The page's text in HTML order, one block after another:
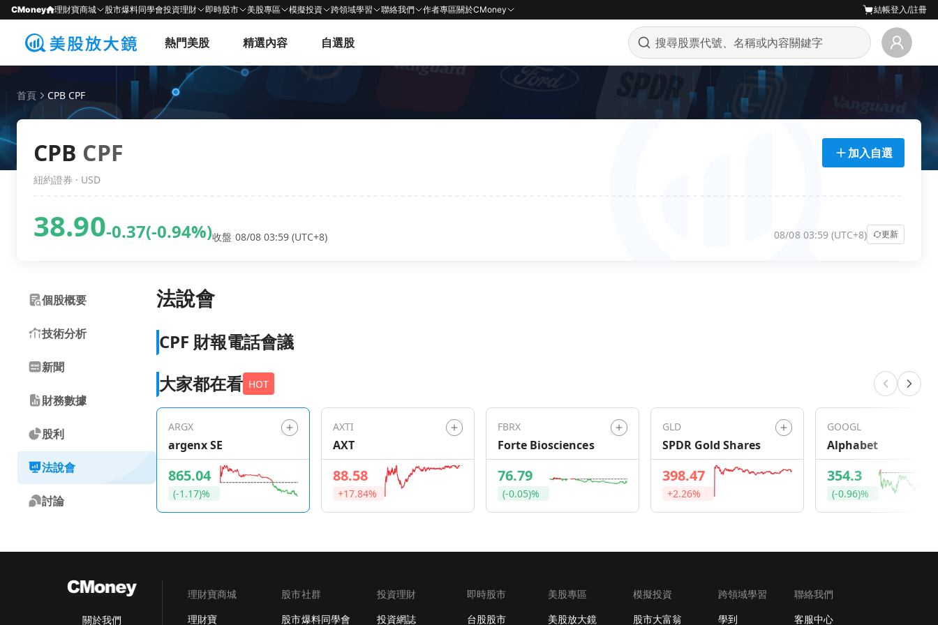
CMoney 理財寶商城 股市爆料同學會投資理財 即時股市 美股專區 模擬投資 跨領域學習 聯絡我們 作者專區關於CMoney 結帳登入/註冊
熱門美股 精選內容 自選股
首頁 CPB CPF
CPB CPF 加入自選
紐約證券 · USD
38.90-0.37(-0.94%)收盤 08/08 03:59 (UTC+8) 08/08 03:59 (UTC+8) 更新
個股概要
技術分析
新聞
財務數據
股利
法說會
討論
法說會
CPF 財報電話會議
大家都在看 HOT
ARGX
argenx SE
865.04
(-1.17)%
AXTI
AXT
88.58
+17.84%
FBRX
Forte Biosciences
76.79
(-0.05)%
GLD
SPDR Gold Shares
398.47
+2.26%
GOOGL
Alphabet
354.3
(-0.96)%
關於我們
理財寶商城
理財寶
股市社群
股市爆料同學會
投資理財
投資網誌
即時股市
台股股市
美股專區
美股放大鏡
模擬投資
股市大富翁
跨領域學習
學到
聯絡我們
客服中心